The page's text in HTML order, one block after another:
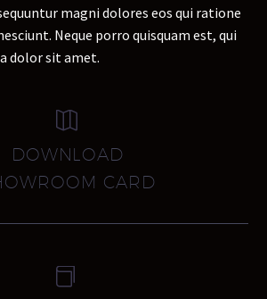
magni dolores eos qui ratione
Neque porro quisquam est, qui
dolor sit amet.


DOWNLOAD
CARD

